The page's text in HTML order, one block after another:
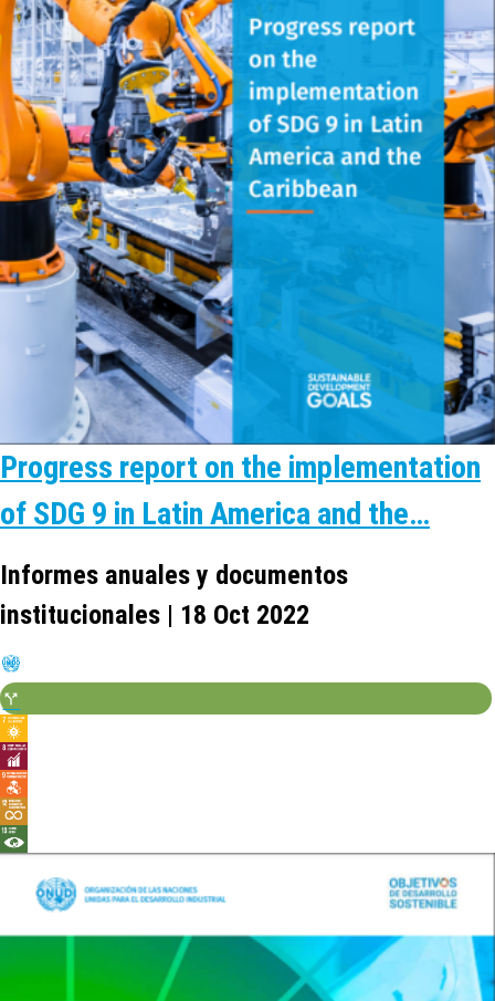
Progress report on the implementation
of SDG 9 in Latin America and the…
Informes anuales y documentos
institucionales | 18 Oct 2022